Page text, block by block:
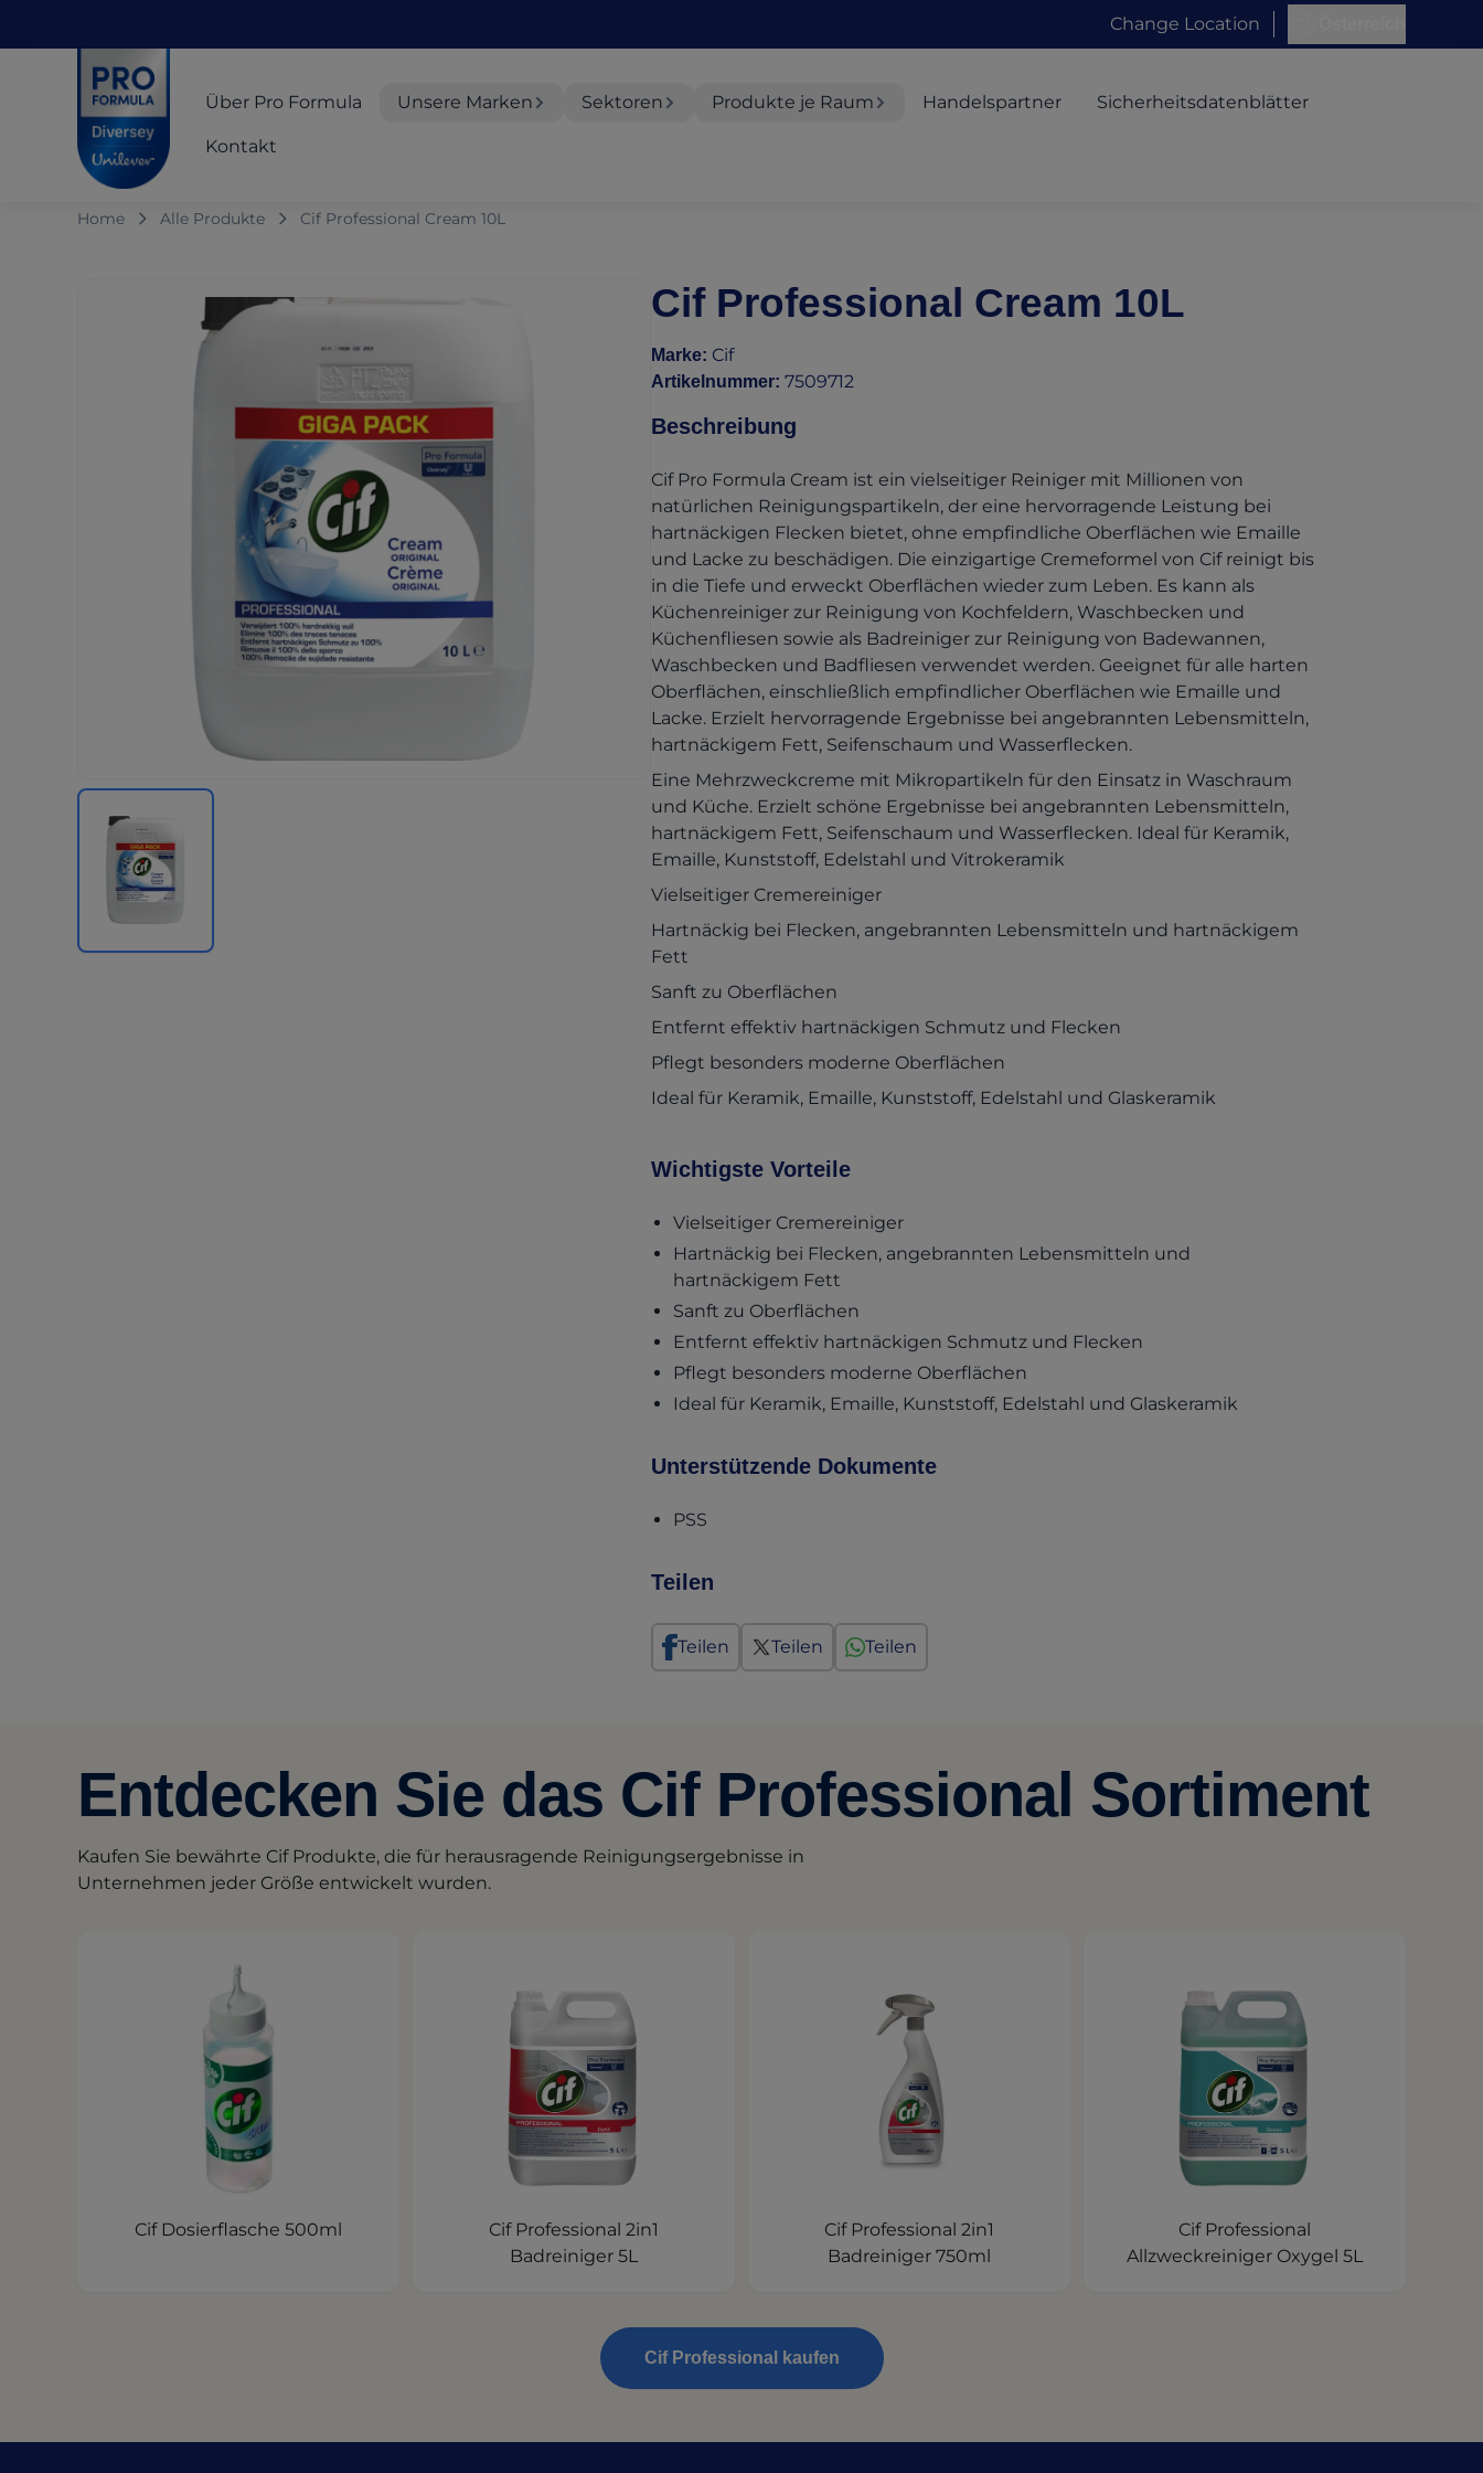
Change Location
Über Pro Formula Unsere Marken Sektoren Produkte je Raum Handelspartner Sicherheitsdatenblätter
Kontakt
Home Alle Produkte Cif Professional Cream 10L
Cif Professional Cream 10L
Marke: Cif
Artikelnummer: 7509712
Beschreibung
Cif Pro Formula Cream ist ein vielseitiger Reiniger mit Millionen von
natürlichen Reinigungspartikeln, der eine hervorragende Leistung bei
hartnäckigen Flecken bietet, ohne empfindliche Oberflächen wie Emaille
und Lacke zu beschädigen. Die einzigartige Cremeformel von Cif reinigt bis
in die Tiefe und erweckt Oberflächen wieder zum Leben. Es kann als
Küchenreiniger zur Reinigung von Kochfeldern, Waschbecken und
Küchenfliesen sowie als Badreiniger zur Reinigung von Badewannen,
Waschbecken und Badfliesen verwendet werden. Geeignet für alle harten
Oberflächen, einschließlich empfindlicher Oberflächen wie Emaille und
Lacke. Erzielt hervorragende Ergebnisse bei angebrannten Lebensmitteln,
hartnäckigem Fett, Seifenschaum und Wasserflecken.
Eine Mehrzweckcreme mit Mikropartikeln für den Einsatz in Waschraum
und Küche. Erzielt schöne Ergebnisse bei angebrannten Lebensmitteln,
hartnäckigem Fett, Seifenschaum und Wasserflecken. Ideal für Keramik,
Emaille, Kunststoff, Edelstahl und Vitrokeramik
Vielseitiger Cremereiniger
Hartnäckig bei Flecken, angebrannten Lebensmitteln und hartnäckigem
Fett
Sanft zu Oberflächen
Entfernt effektiv hartnäckigen Schmutz und Flecken
Pflegt besonders moderne Oberflächen
Ideal für Keramik, Emaille, Kunststoff, Edelstahl und Glaskeramik
Wichtigste Vorteile
Vielseitiger Cremereiniger
Hartnäckig bei Flecken, angebrannten Lebensmitteln und
hartnäckigem Fett
Sanft zu Oberflächen
Entfernt effektiv hartnäckigen Schmutz und Flecken
Pflegt besonders moderne Oberflächen
Ideal für Keramik, Emaille, Kunststoff, Edelstahl und Glaskeramik
Unterstützende Dokumente
PSS
Teilen
Teilen Teilen Teilen
Entdecken Sie das Cif Professional Sortiment
Kaufen Sie bewährte Cif Produkte, die für herausragende Reinigungsergebnisse in
Unternehmen jeder Größe entwickelt wurden.
Cif Dosierflasche 500ml
Cif Professional 2in1
Badreiniger 5L
Cif Professional 2in1
Badreiniger 750ml
Cif Professional
Allzweckreiniger Oxygel 5L
Cif Professional kaufen